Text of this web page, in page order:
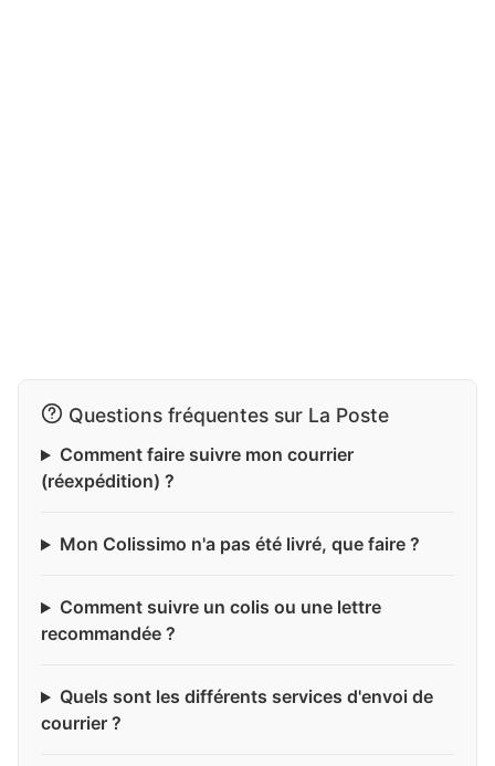
Questions fréquentes sur La Poste
Comment faire suivre mon courrier
(réexpédition) ?
Mon Colissimo n'a pas été livré, que faire ?
Comment suivre un colis ou une lettre
recommandée ?
Quels sont les différents services d'envoi de
courrier ?